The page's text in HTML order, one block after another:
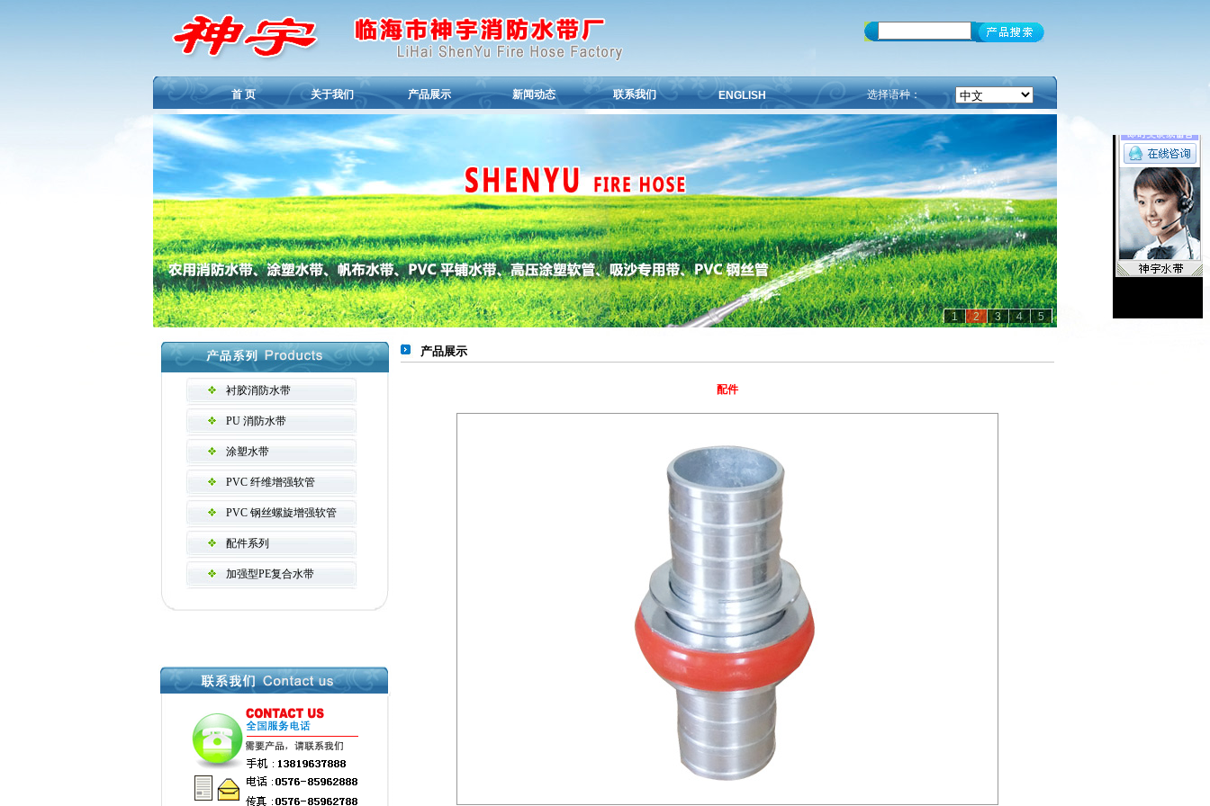
首 页 关于我们 产品展示 新闻动态 联系我们 ENGLISH 选择语种：
5
4
3
2
1
衬胶消防水带
PU 消防水带
涂塑水带
PVC 纤维增强软管
PVC 钢丝螺旋增强软管
配件系列
加强型PE复合水带
产品展示
配件